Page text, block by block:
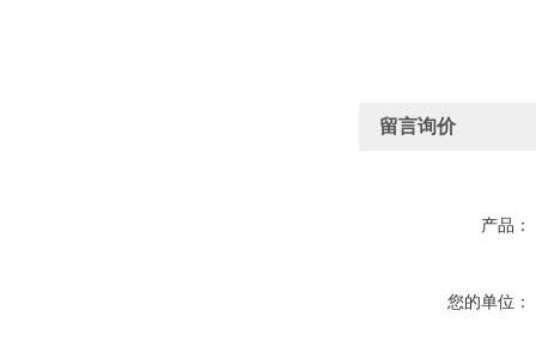
留言询价
产品：
您的单位：